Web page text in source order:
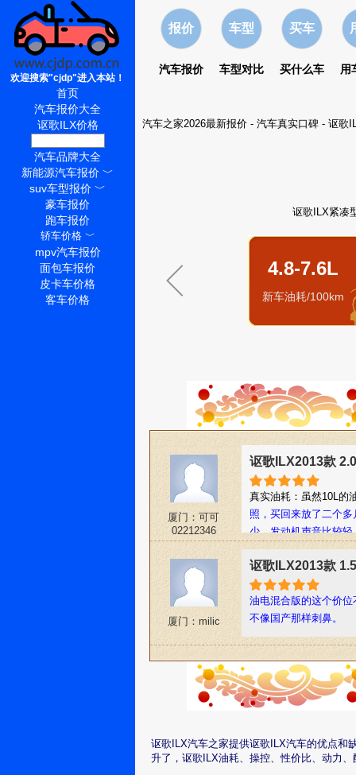
报价
汽车报价
车型
车型对比
买车
买什么车 用
汽车之家2026最新报价- 汽车真实口碑- 讴歌
讴歌ILX紧凑
4.8-7.6L
新车油耗/100km
厦门：可可
02212346
讴歌ILX2013款
真实油耗：虽然10L的
照，买回来放了二个
少，发动机声音比较
厦门：milic
讴歌ILX2013款
油电混合版的这个价
不像国产那样刺鼻。
讴歌ILX汽车之家提供讴歌ILX汽车的优点和
升了，讴歌ILX油耗、操控、性价比、动力
欢迎搜索"cjdp"进入本站！
首页
汽车报价大全
讴歌ILX价格
汽车品牌大全
新能源汽车报价 ﹀
suv车型报价 ﹀
豪车报价
跑车报价
轿车价格﹀
mpv汽车报价
面包车报价
皮卡车价格
客车价格